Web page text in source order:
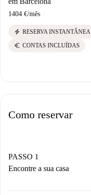
1404 €/mês
electric_bolt RESERVA INSTANTÂNEA
euro CONTAS INCLUÍDAS
Como reservar
PASSO 1
Encontre a sua casa